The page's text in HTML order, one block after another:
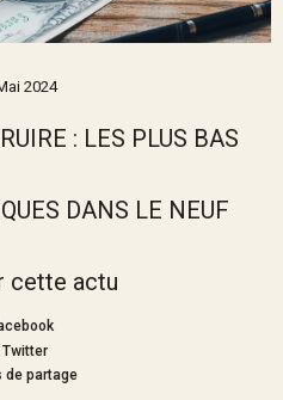
2024
: LES PLUS BAS
DANS LE NEUF
cette actu
Twitter
de partage